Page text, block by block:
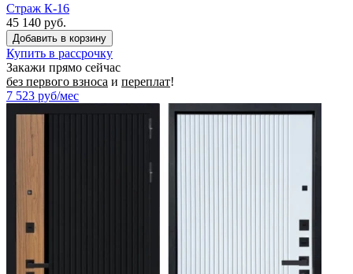
Страж К-16
45 140 руб.
Купить в рассрочку
Закажи прямо сейчас
без первого взноса и переплат!
7 523 руб/мес